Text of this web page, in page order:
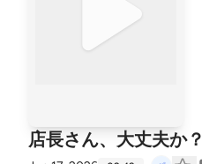
店長さん、大丈夫か？